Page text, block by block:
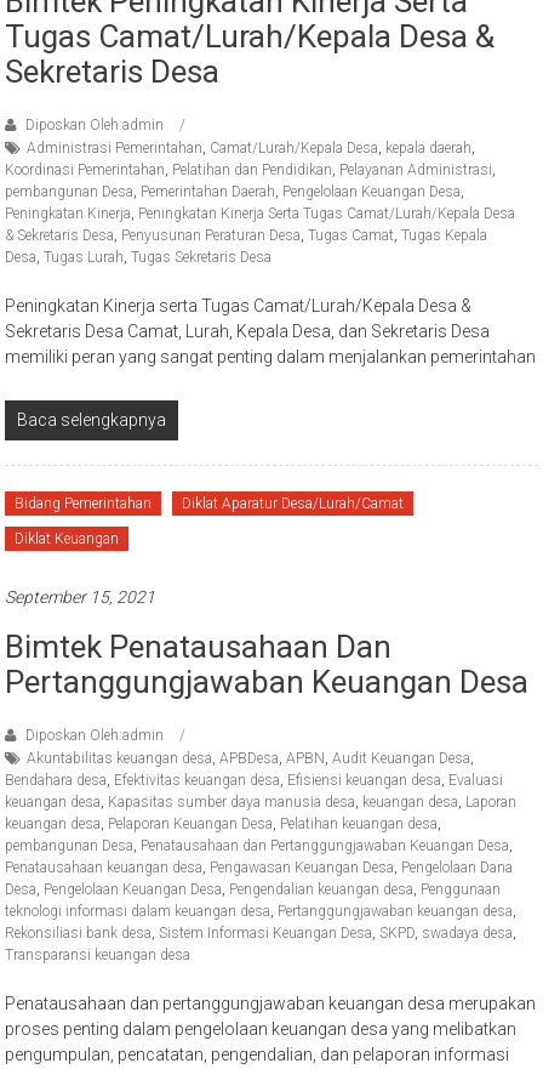
Tugas Camat/Lurah/Kepala Desa &
Sekretaris Desa
Diposkan Oleh:admin
Administrasi Pemerintahan, Camat/Lurah/Kepala Desa, kepala daerah,
Koordinasi Pemerintahan, Pelatihan dan Pendidikan, Pelayanan Administrasi,
pembangunan Desa, Pemerintahan Daerah, Pengelolaan Keuangan Desa,
Peningkatan Kinerja, Peningkatan Kinerja Serta Tugas Camat/Lurah/Kepala Desa
& Sekretaris Desa, Penyusunan Peraturan Desa,Tugas Camat,Tugas Kepala
Desa,Tugas Lurah,Tugas Sekretaris Desa
Peningkatan Kinerja serta Tugas Camat/Lurah/Kepala Desa &
Sekretaris Desa Camat, Lurah, Kepala Desa, dan Sekretaris Desa
memiliki peran yang sangat penting dalam menjalankan pemerintahan
Baca selengkapnya
Bidang Pemerintahan Diklat Aparatur Desa/Lurah/Camat
Diklat Keuangan
September 15, 2021
Bimtek Penatausahaan Dan
Pertanggungjawaban Keuangan Desa
Diposkan Oleh:admin
Akuntabilitas keuangan desa,APBDesa,APBN ,Audit Keuangan Desa,
Bendahara desa, Efektivitas keuangan desa, Efisiensi keuangan desa, Evaluasi
keuangan desa, Kapasitas sumber daya manusia desa, keuangan desa, Laporan
keuangan desa, Pelaporan Keuangan Desa, Pelatihan keuangan desa,
pembangunan Desa, Penatausahaan dan Pertanggungjawaban Keuangan Desa,
Penatausahaan keuangan desa, Pengawasan Keuangan Desa, Pengelolaan Dana
Desa, Pengelolaan Keuangan Desa, Pengendalian keuangan desa, Penggunaan
teknologi informasi dalam keuangan desa, Pertanggungjawaban keuangan desa,
Rekonsiliasi bank desa,Sistem Informasi Keuangan Desa,SKPD, swadaya desa,
Transparansi keuangan desa
Penatausahaan dan pertanggungjawaban keuangan desa merupakan
proses penting dalam pengelolaan keuangan desa yang melibatkan
pengumpulan, pencatatan, pengendalian, dan pelaporan informasi